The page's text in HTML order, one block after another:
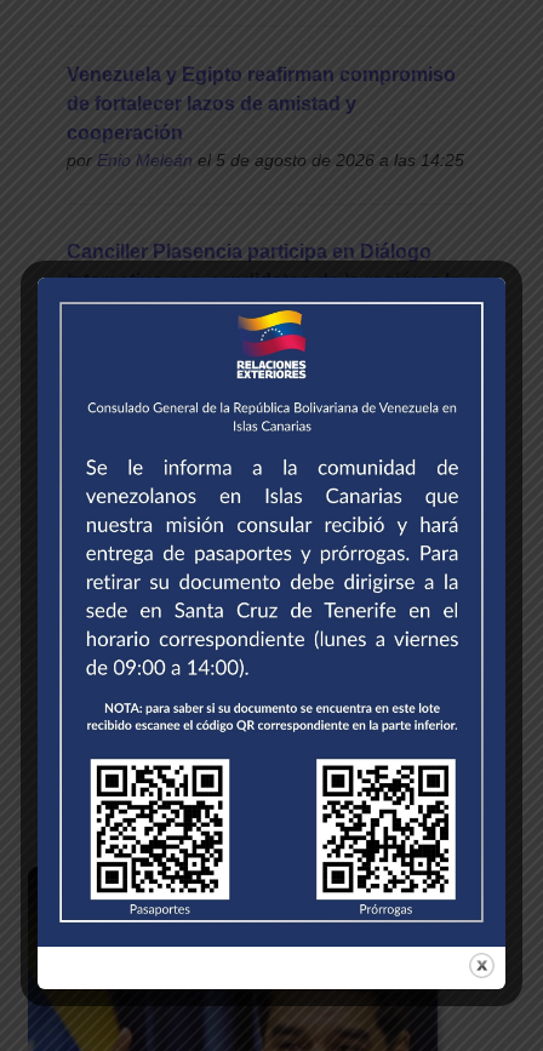
Venezuela y Egipto reafirman compromiso
de fortalecer lazos de amistad y
cooperación
por Enio Meleán el 5 de agosto de 2026 a las 14:25
Canciller Plasencia participa en Diálogo
Interactivo con candidatos de la región a la
Secretaría General de la ONU
el 4 de agosto de 2026 a las
Presidenta Delcy Rodríguez lidera mesa de
trabajo con el sector económico para
potenciar comercio exterior
Glendys Vaamondes
el 4 de agosto de 2026 a
las 19:44
Continúa solidaridad internacional: Egipto
Venezuela